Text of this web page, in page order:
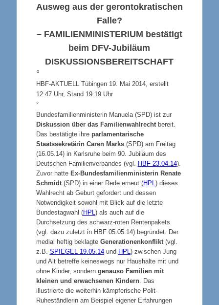
Ausweg aus der gerontokratischen
Falle?
– FAMILIENMINISTERIUM bestätigt
beim DFV-Jubiläum
DISKUSSIONSBEREITSCHAFT
°
HBF-AKTUELL Tübingen 19. Mai 2014, erstellt
12:47 Uhr, Stand 19:19 Uhr
°
Bundesfamilienministerin Manuela (SPD) ist zur
Diskussion über das Familienwahlrechtbereit.
Das bestätigte ihre parlamentarische
Staatssekretärin Caren Marks(SPD) am Freitag
(16.05.14) in Karlsruhe beim 90. Jubiläum des
Deutschen Familienverbandes (vgl. HBF 23.04.14).
Zuvor hatte Ex-Bundesfamilienministerin Renate
Schmidt(SPD) in einer Rede erneut (HPL ) dieses
Wahlrecht ab Geburt gefordert und dessen
Notwendigkeit sowohl mit Blick auf die letzte
Bundestagwahl (HPL ) als auch auf die
Durchsetzung des schwarz-roten Rentenpakets
(vgl. dazu zuletzt in HBF 05.05.14) begründet. Der
medial heftig beklagte Generationenkonflikt(vgl.
z.B. SPIEGEL 19.05.14und HPL ) zwischen Jung
und Alt betreffe keineswegs nur Haushalte mit und
ohne Kinder, sondern genauso Familien mit
kleinen und erwachsenen Kindern. Das
illustrierte die weiterhin kämpferische Polit-
Ruheständlerin am Beispiel eigener Erfahrungen